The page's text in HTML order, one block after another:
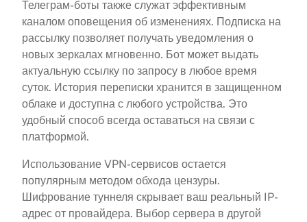
Телеграм-боты также служат эффективным
каналом оповещения об изменениях. Подписка на
рассылку позволяет получать уведомления о
новых зеркалах мгновенно. Бот может выдать
актуальную ссылку по запросу в любое время
суток. История переписки хранится в защищенном
облаке и доступна с любого устройства. Это
удобный способ всегда оставаться на связи с
платформой.
Использование VPN-сервисов остается
популярным методом обхода цензуры.
Шифрование туннеля скрывает ваш реальный IP-
адрес от провайдера. Выбор сервера в другой